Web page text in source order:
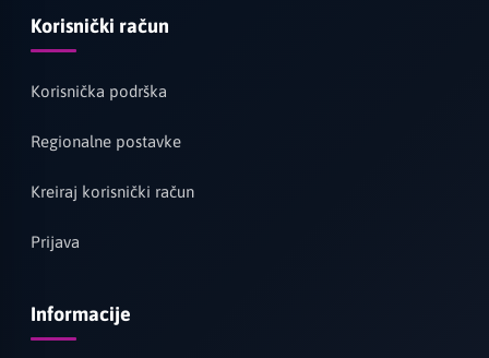
Korisnički račun
Korisnička podrška
Regionalne postavke
Kreiraj korisnički račun
Prijava
Informacije